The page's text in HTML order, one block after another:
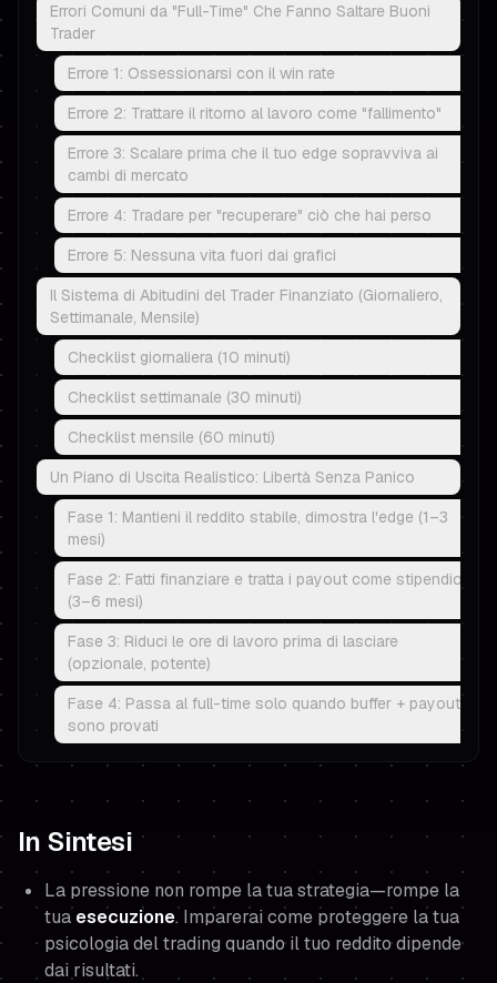
Errori Comuni da "Full-Time" Che Fanno Saltare Buoni
Trader
Errore 1: Ossessionarsi con il win rate
Errore 2: Trattare il ritorno al lavoro come "fallimento"
Errore 3: Scalare prima che il tuo edge sopravviva ai
cambi di mercato
Errore 4: Tradare per "recuperare" ciò che hai perso
Errore 5: Nessuna vita fuori dai grafici
Il Sistema di Abitudini del Trader Finanziato (Giornaliero,
Settimanale, Mensile)
Checklist giornaliera (10 minuti)
Checklist settimanale (30 minuti)
Checklist mensile (60 minuti)
Un Piano di Uscita Realistico: Libertà Senza Panico
Fase 1: Mantieni il reddito stabile, dimostra l'edge (1–3
mesi)
Fase 2: Fatti finanziare e tratta i payout come stipendio
(3–6 mesi)
Fase 3: Riduci le ore di lavoro prima di lasciare
(opzionale, potente)
Fase 4: Passa al full-time solo quando buffer + payout
sono provati
In Sintesi
La pressione non rompe la tua strategia—rompe la
tua esecuzione. Imparerai come proteggere la tua
psicologia del trading quando il tuo reddito dipende
dai risultati.